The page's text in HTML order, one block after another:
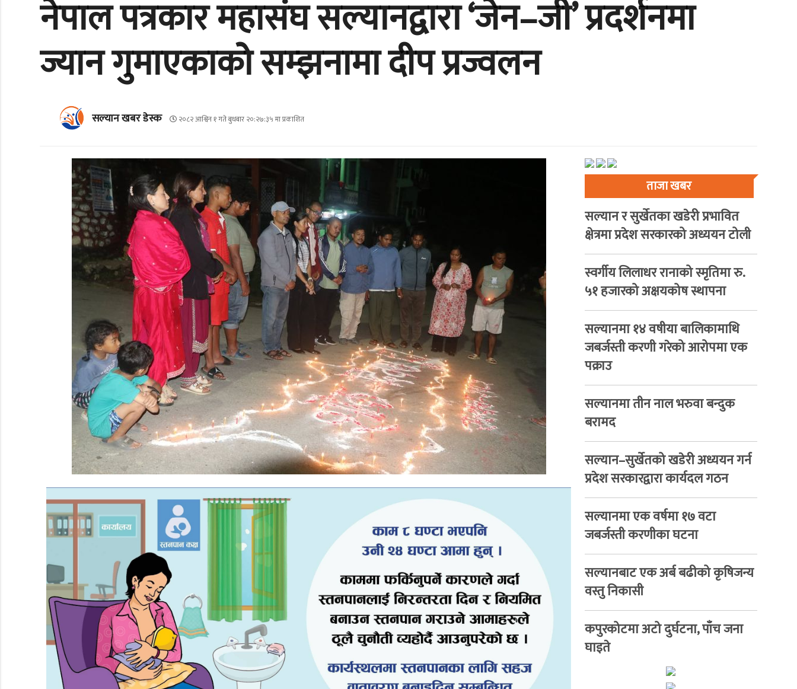
नेपाल पत्रकार महासंघ सल्यानद्वारा ‘जेन–जी’ प्रदर्शनमा
ज्यान गुमाएकाको सम्झनामा दीप प्रज्वलन
सल्यान खबर डेस्क २०८२ आश्विन १ गते बुधबार २०:२७:३५ मा प्रकाशित
ताजा खबर
सल्यान र सुर्खेतका खडेरी प्रभावित
क्षेत्रमा प्रदेश सरकारको अध्ययन टोली
स्वर्गीय लिलाधर रानाको स्मृतिमा रु.
५१ हजारको अक्षयकोष स्थापना
सल्यानमा १४ वषीया बालिकामाथि
जबर्जस्ती करणी गरेको आरोपमा एक
पक्राउ
सल्यानमा तीन नाल भरुवा बन्दुक
बरामद
सल्यान–सुर्खेतको खडेरी अध्ययन गर्न
प्रदेश सरकारद्वारा कार्यदल गठन
सल्यानमा एक वर्षमा १७ वटा
जबर्जस्ती करणीका घटना
सल्यानबाट एक अर्ब बढीको कृषिजन्य
वस्तु निकासी
कपुरकोटमा अटो दुर्घटना, पाँच जना
घाइते